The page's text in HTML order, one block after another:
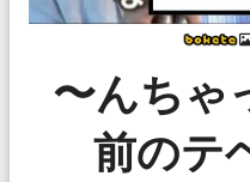
〜んちゃ
前のテ